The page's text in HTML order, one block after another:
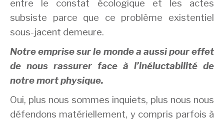
entre le constat écologique et les actes
subsiste parce que ce problème existentiel
sous-jacent demeure.
Notre emprise sur le monde a aussi pour effet
de nous rassurer face à l’inéluctabilité de
notre mort physique.
Oui, plus nous sommes inquiets, plus nous nous
défendons matériellement, y compris parfois à